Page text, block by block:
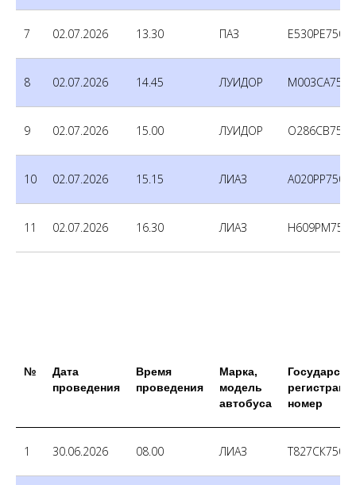
7 02.07.2026 13.30 ПАЗ Е530РЕ750
8 02.07.2026 14.45 ЛУИДОР М003СА750
9 02.07.2026 15.00 ЛУИДОР О286СВ750
10 02.07.2026 15.15 ЛИАЗ А020РР750
11 02.07.2026 16.30 ЛИАЗ Н609РМ750
№
Дата
проведения
Время
проведения
Марка,
модель
автобуса
номер
1 30.06.2026 08.00 ЛИАЗ Т827СК750